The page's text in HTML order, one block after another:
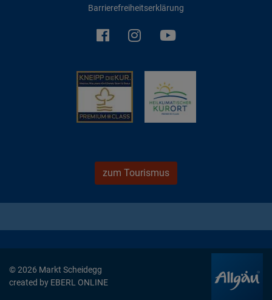
Barrierefreiheitserklärung
zum Tourismus
© 2026 Markt Scheidegg
created by EBERL ONLINE